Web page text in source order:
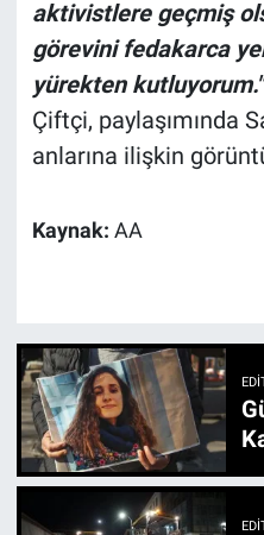
aktivistlere geçmiş
görevini fedakarca
yürekten kutluyorum."
Çiftçi, paylaşımında
anlarına ilişkin
Kaynak: AA